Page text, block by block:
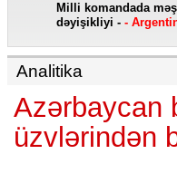
məşqçi
Məsciddə
Əfqanıstan
Analitika
Azərbaycan
üzvlərindən